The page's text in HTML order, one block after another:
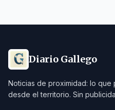
Diario Gallego
Noticias de proximidad: lo que
desde el territorio. Sin